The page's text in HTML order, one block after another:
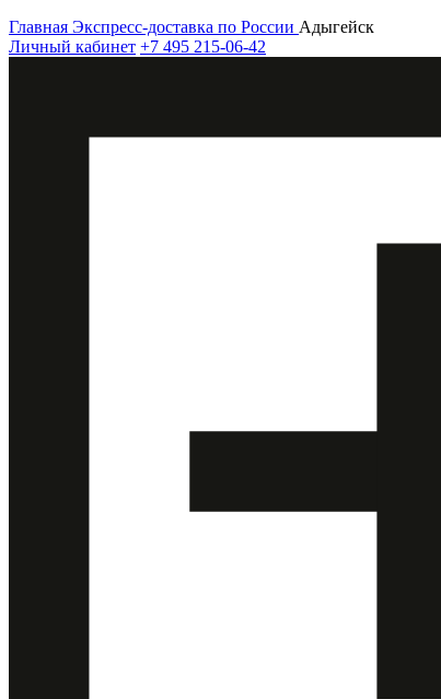
Главная Экспресс-доставка по России Адыгейск
Личный кабинет +7 495 215-06-42